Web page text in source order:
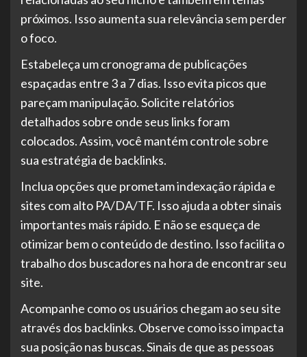
próximos. Isso aumenta sua relevância sem perder
o foco.
Estabeleça um cronograma de publicações
espaçadas entre 3 a 7 dias. Isso evita picos que
pareçam manipulação. Solicite relatórios
detalhados sobre onde seus links foram
colocados. Assim, você mantém controle sobre
sua estratégia de backlinks.
Inclua opções que prometam indexação rápida e
sites com alto PA/DA/TF. Isso ajuda a obter sinais
importantes mais rápido. E não se esqueça de
otimizar bem o conteúdo de destino. Isso facilita o
trabalho dos buscadores na hora de encontrar seu
site.
Acompanhe como os usuários chegam ao seu site
através dos backlinks. Observe como isso impacta
sua posição nas buscas. Sinais de que as pessoas